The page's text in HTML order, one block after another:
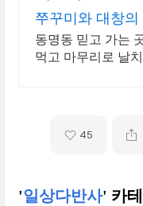
쭈꾸미와 대창
동명동 믿고 가는
먹고 마무리로 날
45
'일상다반사' 카